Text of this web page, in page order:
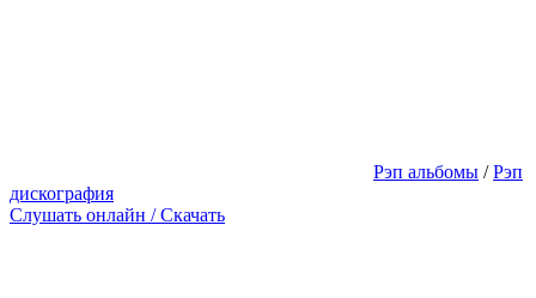
Рэп альбомы /Рэп
дискография
Слушать онлайн / Скачать